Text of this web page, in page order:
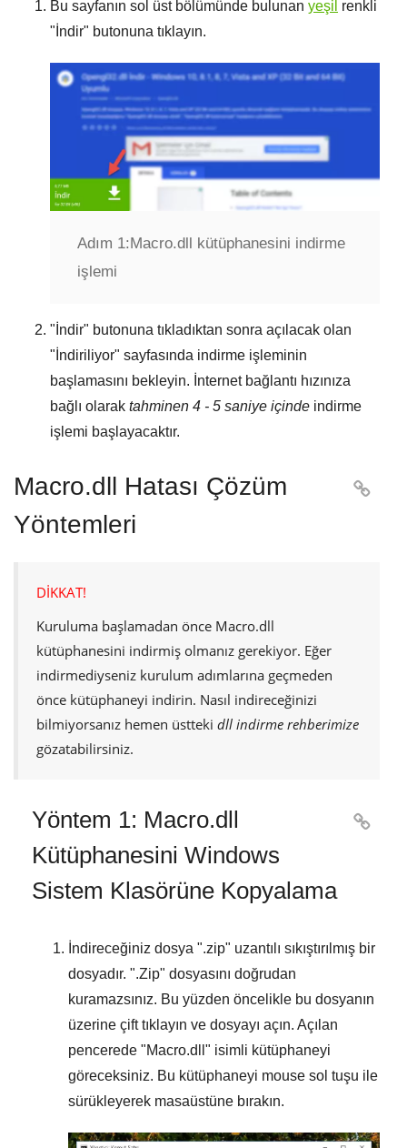
Bu sayfanın sol üst bölümünde bulunan yeşil renkli
" İndir" butonuna tıklayın.
Adım 1:Macro.dll kütüphanesini indirme
işlemi
" İndir" butonuna tıkladıktan sonra açılacak olan
" İndiriliyor" sayfasında indirme işleminin
başlamasını bekleyin. İnternet bağlantı hızınıza
bağlı olarak tahminen 4 - 5 saniye içinde indirme
işlemi başlayacaktır.
Macro.dll Hatası Çözüm
Yöntemleri

DİKKAT!
Kuruluma başlamadan önce Macro.dll
kütüphanesini indirmiş olmanız gerekiyor. Eğer
indirmediyseniz kurulum adımlarına geçmeden
önce kütüphaneyi indirin. Nasıl indireceğinizi
bilmiyorsanız hemen üstteki dll indirme rehberimize
gözatabilirsiniz.
Yöntem 1: Macro.dll
Kütüphanesini Windows
Sistem Klasörüne Kopyalama

İndireceğiniz dosya ".zip" uzantılı sıkıştırılmış bir
dosyadır. ".Zip" dosyasını doğrudan
kuramazsınız. Bu yüzden öncelikle bu dosyanın
üzerine çift tıklayın ve dosyayı açın. Açılan
pencerede "Macro.dll " isimli kütüphaneyi
göreceksiniz. Bu kütüphaneyi mouse sol tuşu ile
sürükleyerek masaüstüne bırakın.